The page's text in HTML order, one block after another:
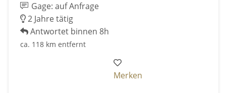
Gage: auf Anfrage
2 Jahre tätig
Antwortet binnen 8h
ca. 118 km entfernt
Merken